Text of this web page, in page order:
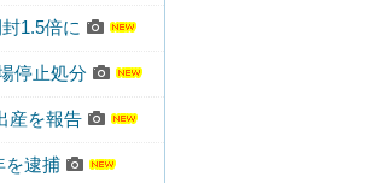
1.5倍に
停止処分
産を報告
を逮捕